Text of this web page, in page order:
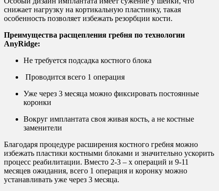
снижает нагрузку на кортикальную пластинку, такая
особенность позволяет избежать резорбции кости.
Преимущества расщепления гребня по технологии
AnyRidge:
Не требуется подсадка костного блока
Проводится всего 1 операция
Уже через 3 месяца можно фиксировать постоянные
коронки
Вокруг имплантата своя живая кость, а не костные
заменители
Благодаря процедуре расширения костного гребня можно
избежать пластики костными блоками и значительно ускорить
процесс реабилитации. Вместо 2-3 – х операций и 9-11
месяцев ожидания, всего 1 операция и коронку можно
устанавливать уже через 3 месяца.